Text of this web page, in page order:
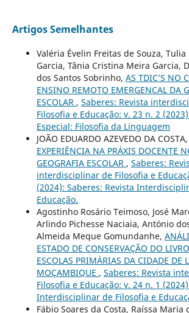
Artigos Semelhantes
Valéria Évelin Freitas de Souza,
Garcia, Tânia Cristina Meira Garcia,
dos Santos Sobrinho, AS TDIC’S NO
ENSINO REMOTO EMERGENCAL DA
ESCOLAR , Saberes: Revista
Filosofia e Educação: v. 23 n. 2
Especial: Filosofia da Linguagem
JOÃO EDUARDO AZEVEDO DA COSTA,
EXPERIÊNCIA NA PRÁXIS DOCENTE
GEOGRAFIA ESCOLAR , Saberes:
interdisciplinar de Filosofia e
(2024): Saberes: Revista
Educação.
Agostinho Rosário Teimoso, José
Arlindo Pichesse Naciaia, António
Almeida Meque Gomundanhe,
ESTADO DE CONSERVAÇÃO DO
ESCOLAS PRIMÁRIAS DA CIDADE DE
MOÇAMBIQUE , Saberes: Revista
Filosofia e Educação: v. 24 n. 1
Interdisciplinar de Filosofia e
Fábio Soares da Costa, Raíssa Maria